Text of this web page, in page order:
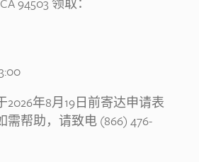
年8月19日前寄达申请表
需帮助，请致电 (866) 476-